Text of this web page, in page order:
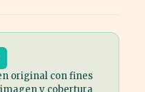
original con fines
y cobertura